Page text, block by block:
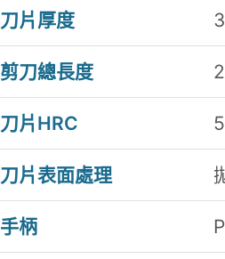
刀片厚度
剪刀總長度
刀片HRC
刀片表面處理
手柄